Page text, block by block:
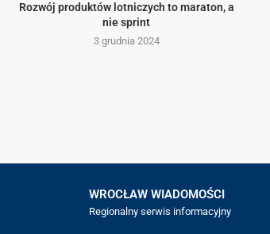
Rozwój produktów lotniczych to maraton, a
nie sprint
3 grudnia 2024
WROCŁAW WIADOMOŚCI
Regionalny serwis informacyjny